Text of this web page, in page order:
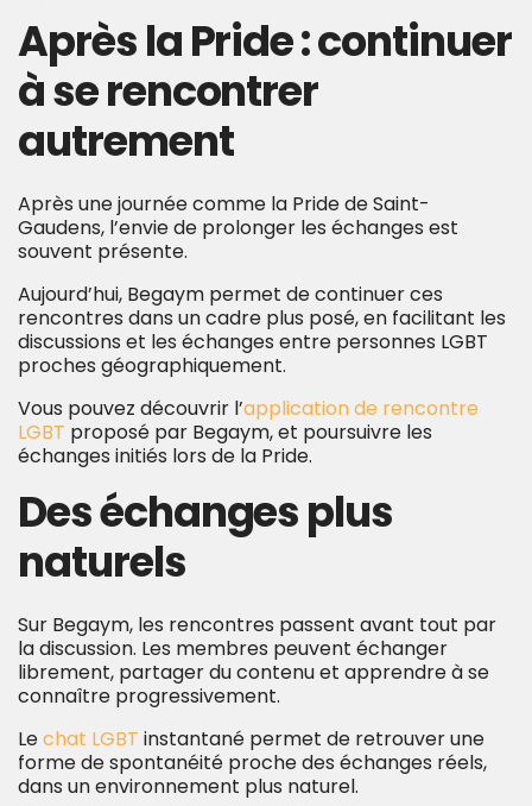
Après la Pride : continuer
à se rencontrer
autrement
Après une journée comme la Pride de Saint-
Gaudens, l’envie de prolonger les échanges est
souvent présente.
Aujourd’hui, Begaym permet de continuer ces
rencontres dans un cadre plus posé, en facilitant les
discussions et les échanges entre personnes LGBT
proches géographiquement.
Vous pouvez découvrir l’application de rencontre
LGBT proposé par Begaym, et poursuivre les
échanges initiés lors de la Pride.
Des échanges plus
naturels
Sur Begaym, les rencontres passent avant tout par
la discussion. Les membres peuvent échanger
librement, partager du contenu et apprendre à se
connaître progressivement.
Lechat LGBT instantané permet de retrouver une
forme de spontanéité proche des échanges réels,
dans un environnement plus naturel.